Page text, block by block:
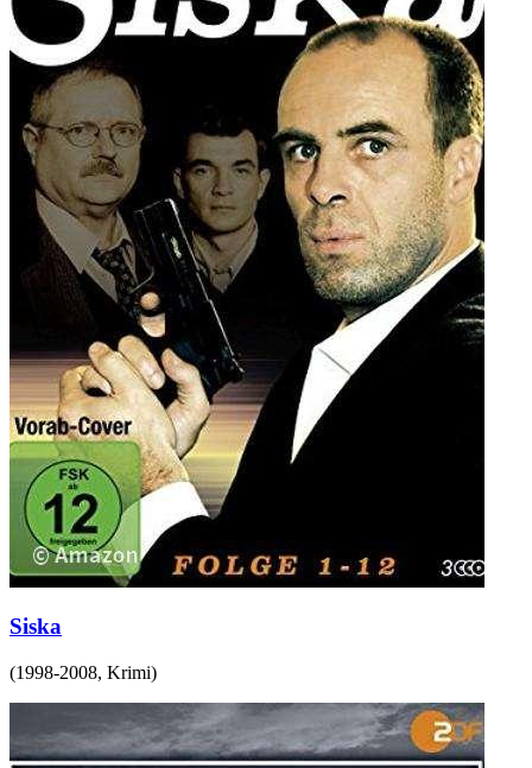
Siska
(1998-2008, Krimi)